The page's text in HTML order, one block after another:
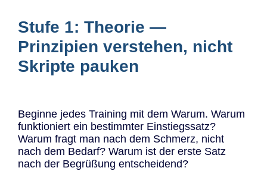
Stufe 1: Theorie —
Prinzipien verstehen, nicht
Skripte pauken
Beginne jedes Training mit dem Warum. Warum
funktioniert ein bestimmter Einstiegssatz?
Warum fragt man nach dem Schmerz, nicht
nach dem Bedarf? Warum ist der erste Satz
nach der Begrüßung entscheidend?